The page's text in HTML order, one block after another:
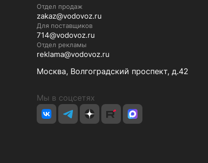
Отдел продаж
zakaz@vodovoz.ru
Для поставщиков
714@vodovoz.ru
Отдел рекламы
reklama@vodovoz.ru
Москва, Волгоградский проспект, д.42
Мы в соцсетях